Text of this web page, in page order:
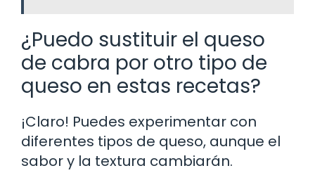
¿Puedo sustituir el queso
de cabra por otro tipo de
queso en estas recetas?
¡Claro! Puedes experimentar con
diferentes tipos de queso, aunque el
sabor y la textura cambiarán.